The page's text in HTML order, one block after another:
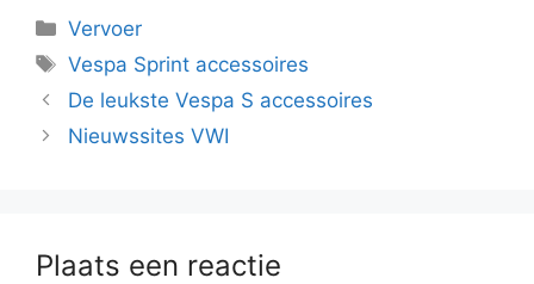
Categorieën
Vervoer
Tags
Vespa Sprint accessoires
De leukste Vespa S accessoires
Nieuwssites VWI
Plaats een reactie